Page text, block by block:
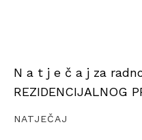
N a t j e č a j za
REZIDENCIJALNOG
NATJEČAJ